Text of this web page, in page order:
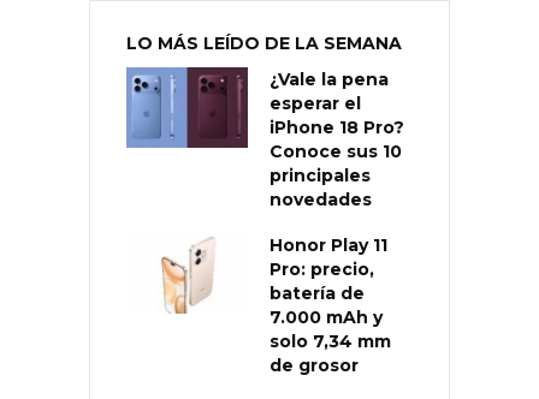
LO MÁS LEÍDO DE LA SEMANA
¿Vale la pena
esperar el
iPhone 18 Pro?
Conoce sus 10
principales
novedades
Honor Play 11
Pro: precio,
batería de
7.000 mAh y
solo 7,34 mm
de grosor